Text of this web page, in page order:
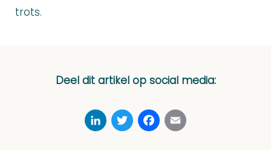
trots.
Deel dit artikel op social media:
LinkedInTwitterFacebook